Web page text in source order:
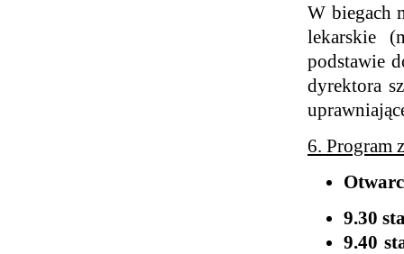
W biegach
lekarskie
podstawie
dyrektora
6. Program
9.30
9.40